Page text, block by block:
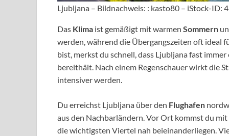
Ljubljana – Bildnachweis: : kasto80 – iStock-ID:
Das Klima ist gemäßigt mit warmen Sommern
werden, während die Übergangszeiten oft ideal
bist, merkst du schnell, dass Ljubljana fast
bereithält. Nach einem Regenschauer wirkt die
intensiver werden.
Du erreichst Ljubljana über den Flughafen
aus den Nachbarländern. Vor Ort kommst du mit
die wichtigsten Viertel nah beieinanderliegen.